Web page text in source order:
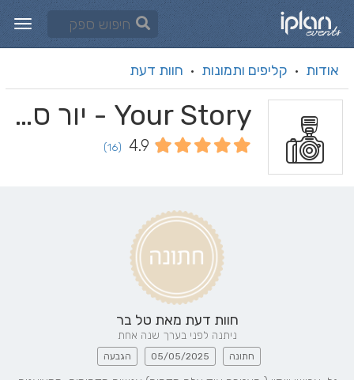
אודות · קליפים ותמונות · חוות דעת
Your Story - יור סטורי
4.9
(16)
חוות דעת מאת טל בר
ניתנה לפני בערך שנה אחת
חתונה 05/05/2025 הגבעה